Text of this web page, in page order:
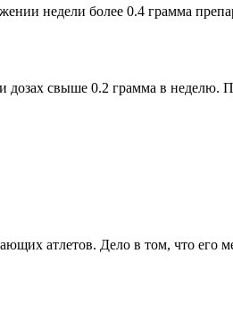
недели более 0.4 грамма
дозах свыше 0.2 грамма в
атлетов. Дело в том, что его